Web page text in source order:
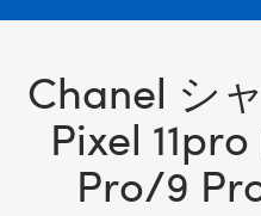
Chanel シ
Pixel
Pro/9